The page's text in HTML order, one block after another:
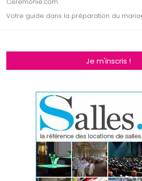
Votre guide dans la préparation du
Je m'inscris !